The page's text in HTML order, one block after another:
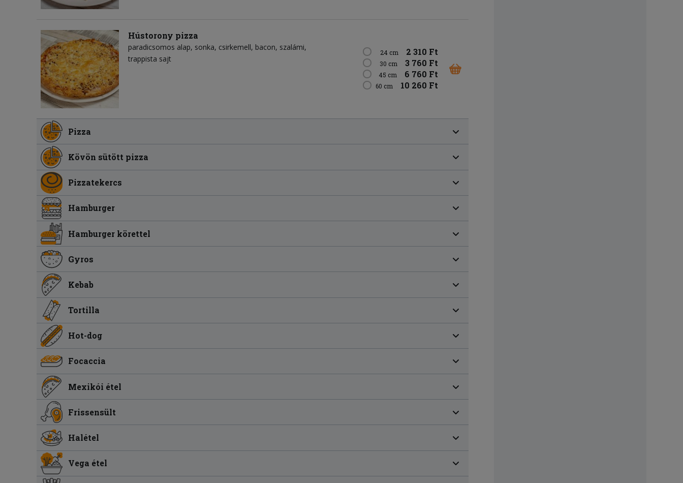
Hústorony pizza
paradicsomos alap sonka csirkemell bacon szalámi
trappista sajt
24 cm 2 310 Ft
30 cm 3 760 Ft
45 cm 6 760 Ft
60 cm 10 260 Ft
Pizza
Kövön sütött pizza
Pizzatekercs
Hamburger
Hamburger körettel
Gyros
Kebab
Tortilla
Hot-dog
Focaccia
Mexikói étel
Frissensült
Halétel
Vega étel